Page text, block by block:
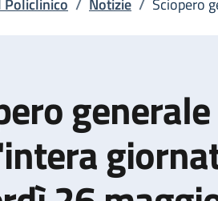
Policlinico / Notizie / Sciopero